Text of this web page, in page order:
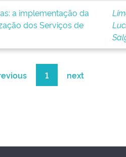
a implementação da
dos Serviços de
1 next